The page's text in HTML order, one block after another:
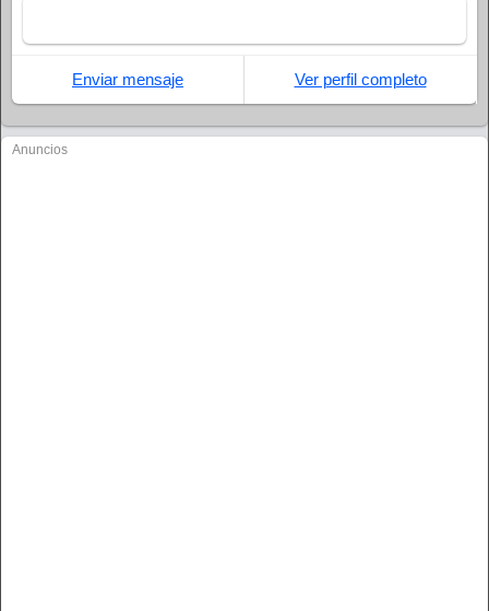
Enviar mensaje Ver perfil completo
Anuncios